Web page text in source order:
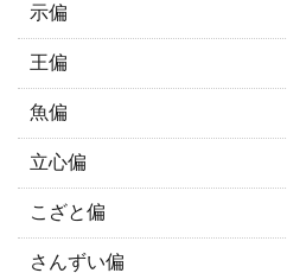
示偏
王偏
魚偏
立心偏
こざと偏
さんずい偏